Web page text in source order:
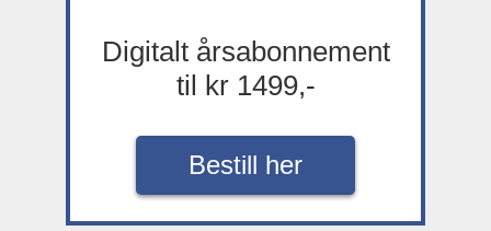
Digitalt årsabonnement
til kr 1499,-
Bestill her